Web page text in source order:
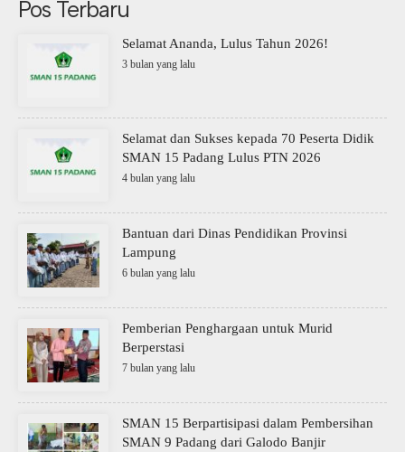
Pos Terbaru
Selamat Ananda, Lulus Tahun 2026!
3 bulan yang lalu
Selamat dan Sukses kepada 70 Peserta Didik
SMAN 15 Padang Lulus PTN 2026
4 bulan yang lalu
Bantuan dari Dinas Pendidikan Provinsi
Lampung
6 bulan yang lalu
Pemberian Penghargaan untuk Murid
Berperstasi
7 bulan yang lalu
SMAN 15 Berpartisipasi dalam Pembersihan
SMAN 9 Padang dari Galodo Banjir